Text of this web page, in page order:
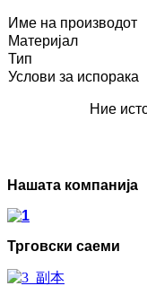
Име на производот
Материјал
Тип
Услови за испорака
Ние
Нашата компанија
Трговски саеми